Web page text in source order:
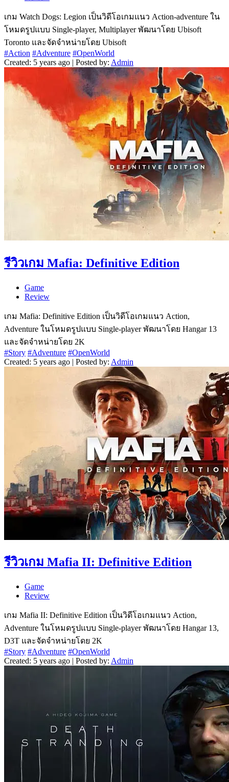
เกม Watch Dogs: Legion เป็นวิดีโอเกมแนว Action-adventure ใน
โหมดรูปแบบ Single-player, Multiplayer พัฒนาโดย Ubisoft
Toronto และจัดจำหน่ายโดย Ubisoft
#Action #Adventure #OpenWorld
Created: 5 years ago | Posted by: Admin
รีวิวเกม Mafia: Definitive Edition
Game
Review
เกม Mafia: Definitive Edition เป็นวิดีโอเกมแนว Action,
Adventure ในโหมดรูปแบบ Single-player พัฒนาโดย Hangar 13
และจัดจำหน่ายโดย 2K
#Story #Adventure #OpenWorld
Created: 5 years ago | Posted by: Admin
รีวิวเกม Mafia II: Definitive Edition
Game
Review
เกม Mafia II: Definitive Edition เป็นวิดีโอเกมแนว Action,
Adventure ในโหมดรูปแบบ Single-player พัฒนาโดย Hangar 13,
D3T และจัดจำหน่ายโดย 2K
#Story #Adventure #OpenWorld
Created: 5 years ago | Posted by: Admin